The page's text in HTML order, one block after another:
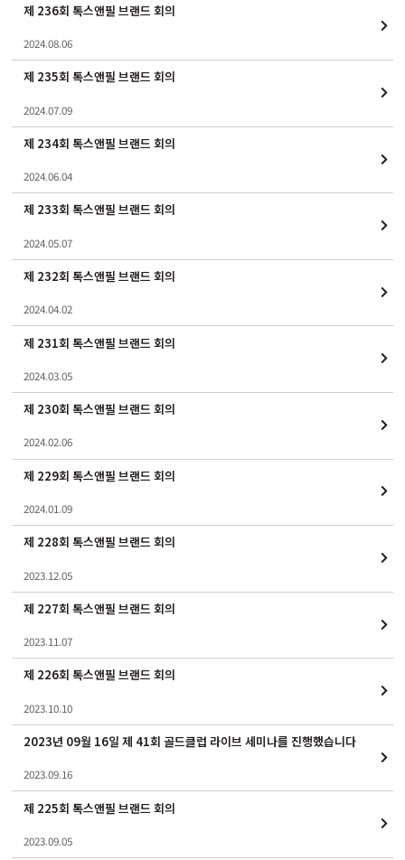
제 236회 톡스앤필 브랜드 회의
2024.08.06
제 235회 톡스앤필 브랜드 회의
2024.07.09
제 234회 톡스앤필 브랜드 회의
2024.06.04
제 233회 톡스앤필 브랜드 회의
2024.05.07
제 232회 톡스앤필 브랜드 회의
2024.04.02
제 231회 톡스앤필 브랜드 회의
2024.03.05
제 230회 톡스앤필 브랜드 회의
2024.02.06
제 229회 톡스앤필 브랜드 회의
2024.01.09
제 228회 톡스앤필 브랜드 회의
2023.12.05
제 227회 톡스앤필 브랜드 회의
2023.11.07
제 226회 톡스앤필 브랜드 회의
2023.10.10
2023년 09월 16일 제 41회 골드클럽 라이브 세미나를 진행했습니다
2023.09.16
제 225회 톡스앤필 브랜드 회의
2023.09.05